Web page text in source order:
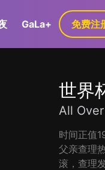
GaLa+ 免费注
世界
All
时间正值
父亲查理
滚，查理